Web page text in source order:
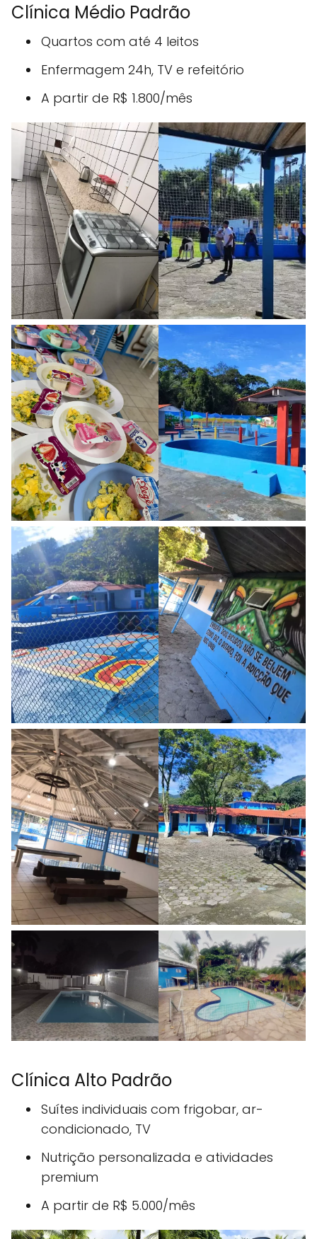
Clínica Médio Padrão
Quartos com até 4 leitos
Enfermagem 24h, TV e refeitório
A partir de R$ 1.800/mês
Clínica Alto Padrão
Suítes individuais com frigobar, ar-
condicionado, TV
Nutrição personalizada e atividades
premium
A partir de R$ 5.000/mês